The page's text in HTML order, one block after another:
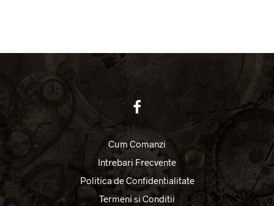
Cum Comanzi
Intrebari Frecvente
Politica de Confidentialitate
Termeni si Conditii